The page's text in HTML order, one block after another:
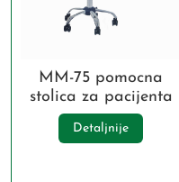
MM-75 pomocna
stolica za pacijenta
Detaljnije